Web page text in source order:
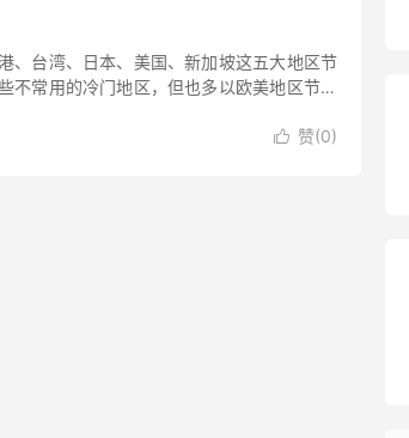
、台湾、日本、美国、新加坡这五大地区节
不常用的冷门地区，但也多以欧美地区节点
 赞(0)